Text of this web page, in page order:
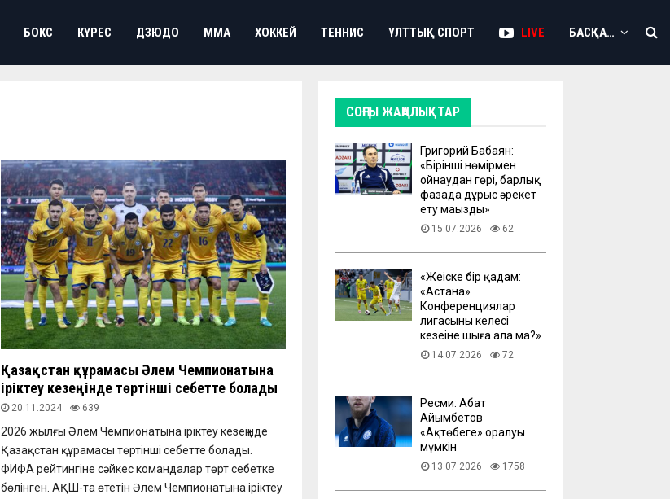
БОКС КҮРЕС ДЗЮДО ММА ХОККЕЙ ТЕННИС ҰЛТТЫҚ СПОРТ LIVE БАСҚА…
Қазақстан құрамасы Әлем Чемпионатына
іріктеу кезеңінде төртінші себетте болады
20.11.2024 639
2026 жылғы Әлем Чемпионатына іріктеу кезеңінде
Қазақстан құрамасы төртінші себетте болады.
ФИФА рейтингіне сәйкес командалар төрт себетке
бөлінген. АҚШ-та өтетін Әлем Чемпионатына іріктеу
СОҢҒЫ ЖАҢАЛЫҚТАР
Григорий Бабаян:
«Бірінші нөмірмен
ойнаудан гөрі, барлық
фазада дұрыс әрекет
ету маңызды»
15.07.2026 62
«Жеңіске бір қадам:
«Астана»
Конференциялар
лигасының келесі
кезеңіне шыға ала ма?»
14.07.2026 72
Ресми: Абат
Айымбетов
«Ақтөбеге» оралуы
мүмкін
13.07.2026 1758